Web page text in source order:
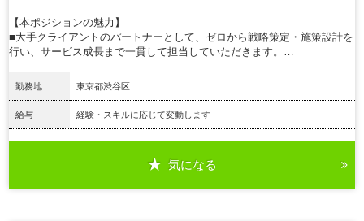
【本ポジションの魅力】
■大手クライアントのパートナーとして、ゼロから戦略策定・施策設計を
行い、サービス成長まで一貫して担当していただきます。…
勤務地 東京都渋谷区
給与 経験・スキルに応じて変動します
気になる